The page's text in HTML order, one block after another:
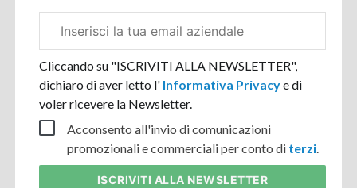
aziendale
Cliccando su "ISCRIVITI ALLA NEWSLETTER",
dichiaro di aver letto l' Informativa Privacye di
voler ricevere la Newsletter.
Acconsento all'invio di comunicazioni
promozionali e commerciali per conto di terzi.
ISCRIVITI ALLA NEWSLETTER